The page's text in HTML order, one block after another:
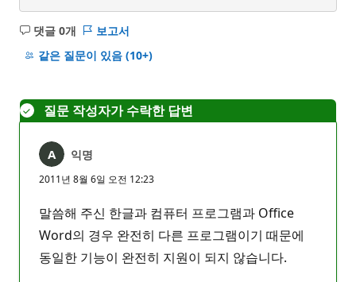
댓글 0개
설
명
보고서
같은 질문이 있음 (10+)
질문 작성자가 수락한 답변
익명
2011년 8월 6일 오전 12:23
말씀해 주신 한글과 컴퓨터 프로그램과 Office
Word의 경우 완전히 다른 프로그램이기 때문에
동일한 기능이 완전히 지원이 되지 않습니다.